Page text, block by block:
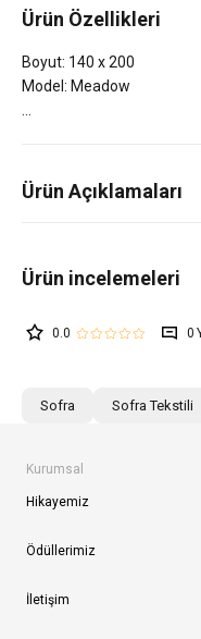
Ürün Özellikleri
Boyut: 140 x 200
Model: Meadow
Ürün Açıklamaları
0.0 0
Sofra Sofra Tekstili
Kurumsal
Hikayemiz
Ödüllerimiz
İletişim